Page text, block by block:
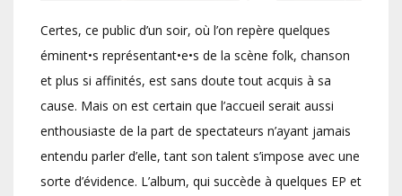
Certes, ce public d’un soir, où l’on repère quelques
éminent•s représentant•e•s de la scène folk, chanson
et plus si affinités, est sans doute tout acquis à sa
cause. Mais on est certain que l’accueil serait aussi
enthousiaste de la part de spectateurs n’ayant jamais
entendu parler d’elle, tant son talent s’impose avec une
sorte d’évidence. L’album, qui succède à quelques EP et